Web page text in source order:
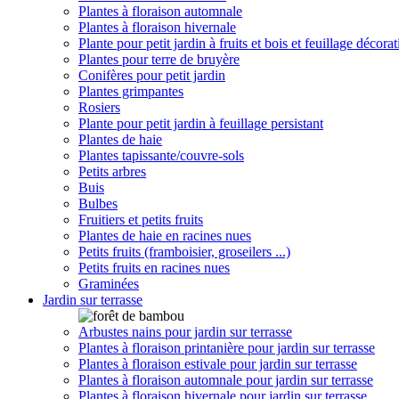
Plantes à floraison automnale
Plantes à floraison hivernale
Plante pour petit jardin à fruits et bois et feuillage
Plantes pour terre de bruyère
Conifères pour petit jardin
Plantes grimpantes
Rosiers
Plante pour petit jardin à feuillage persistant
Plantes de haie
Plantes tapissante/couvre-sols
Petits arbres
Buis
Bulbes
Fruitiers et petits fruits
Plantes de haie en racines nues
Petits fruits (framboisier, groseilers ...)
Petits fruits en racines nues
Graminées
Jardin sur terrasse
Arbustes nains pour jardin sur terrasse
Plantes à floraison printanière pour jardin sur terrasse
Plantes à floraison estivale pour jardin sur terrasse
Plantes à floraison automnale pour jardin sur terrasse
Plantes à floraison hivernale pour jardin sur terrasse